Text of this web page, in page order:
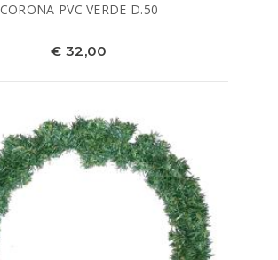
CORONA PVC VERDE D.50
€ 32,00